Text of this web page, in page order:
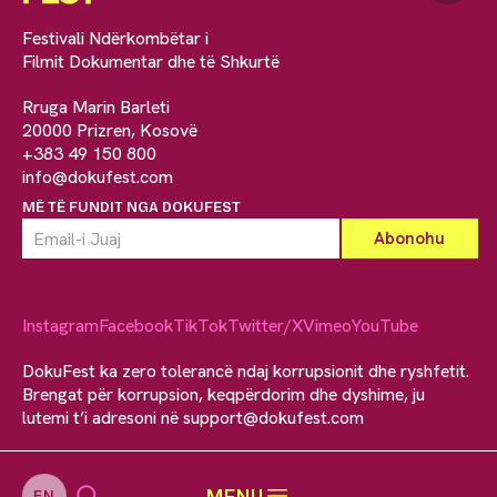
Festivali Ndërkombëtar i
Filmit Dokumentar dhe të Shkurtë
Rruga Marin Barleti
20000 Prizren, Kosovë
+383 49 150 800
info@dokufest.com
MË TË FUNDIT NGA DOKUFEST
InstagramFacebookTikTokTwitter/XVimeoYouTube
DokuFest ka zero tolerancë ndaj korrupsionit dhe ryshfetit.
Brengat për korrupsion, keqpërdorim dhe dyshime, ju
lutemi t’i adresoni nësupport@dokufest.com